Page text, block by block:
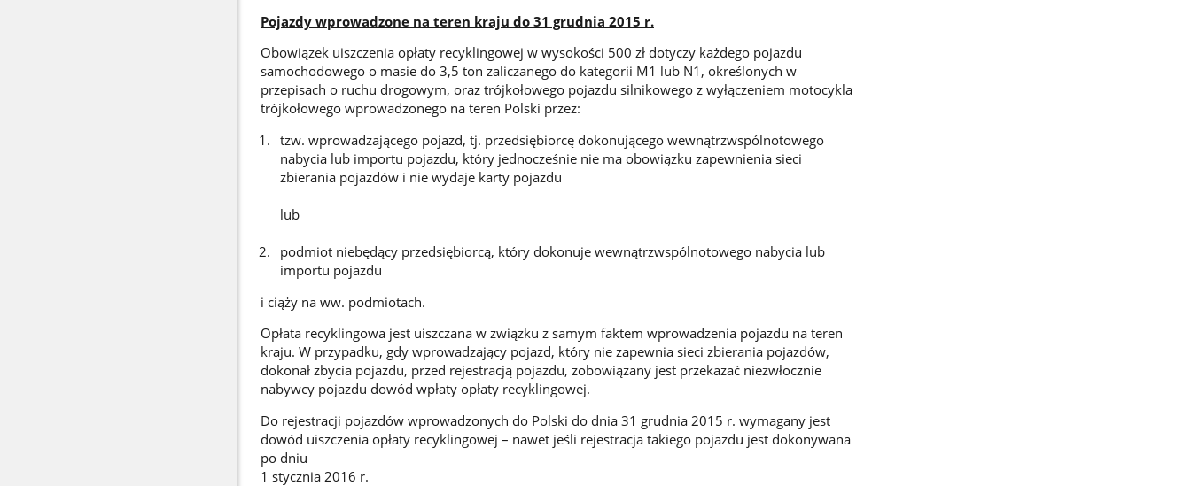
Pojazdy wprowadzone na teren kraju do 31 grudnia 2015 r.
Obowiązek uiszczenia opłaty recyklingowej w wysokości 500 zł dotyczy każdego pojazdu
samochodowego o masie do 3,5 ton zaliczanego do kategorii M1 lub N1, określonych w
przepisach o ruchu drogowym, oraz trójkołowego pojazdu silnikowego z wyłączeniem motocykla
trójkołowego wprowadzonego na teren Polski przez:
tzw. wprowadzającego pojazd, tj. przedsiębiorcę dokonującego wewnątrzwspólnotowego
nabycia lub importu pojazdu, który jednocześnie nie ma obowiązku zapewnienia sieci
zbierania pojazdów i nie wydaje karty pojazdu
lub
podmiot niebędący przedsiębiorcą, który dokonuje wewnątrzwspólnotowego nabycia lub
importu pojazdu
i ciąży na ww. podmiotach.
Opłata recyklingowa jest uiszczana w związku z samym faktem wprowadzenia pojazdu na teren
kraju. W przypadku, gdy wprowadzający pojazd, który nie zapewnia sieci zbierania pojazdów,
dokonał zbycia pojazdu, przed rejestracją pojazdu, zobowiązany jest przekazać niezwłocznie
nabywcy pojazdu dowód wpłaty opłaty recyklingowej.
Do rejestracji pojazdów wprowadzonych do Polski do dnia 31 grudnia 2015 r. wymagany jest
dowód uiszczenia opłaty recyklingowej – nawet jeśli rejestracja takiego pojazdu jest dokonywana
po dniu
1 stycznia 2016 r.